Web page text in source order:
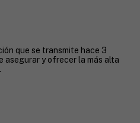
que se transmite hace 3
asegurar y ofrecer la más alta